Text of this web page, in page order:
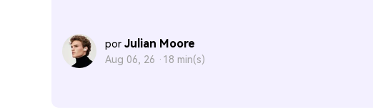
por Julian Moore
Aug 06, 26 · 18 min(s)